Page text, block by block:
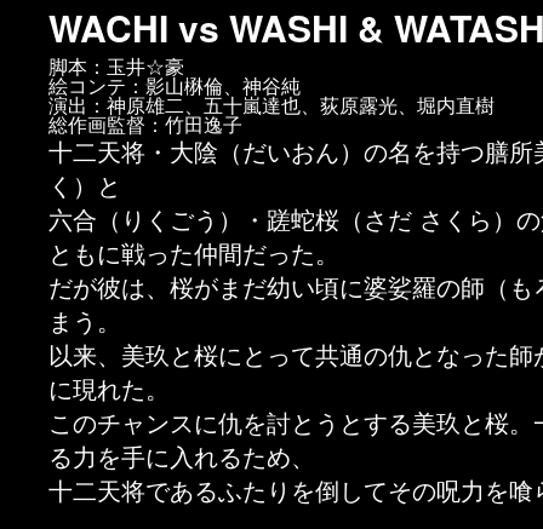
WACHI vs WASHI &
脚本：玉井☆豪
絵コンテ：影山楙倫、神谷純
演出：神原雄二、五十嵐達也、荻原露光、堀内直樹
総作画監督：竹田逸子
十二天将・大陰（だいおん）の名を持つ膳
く）と
六合（りくごう）・蹉蛇桜（さだ さくら）
ともに戦った仲間だった。
だが彼は、桜がまだ幼い頃に婆娑羅の師（
まう。
以来、美玖と桜にとって共通の仇となった
に現れた。
このチャンスに仇を討とうとする美玖と桜
る力を手に入れるため、
十二天将であるふたりを倒してその呪力を